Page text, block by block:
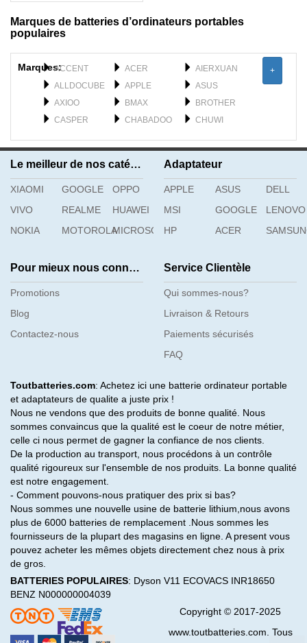
Marques de batteries d’ordinateurs portables
populaires
Marques:ACCENT ACER
AIERXUAN
ALLDOCUBE
APPLE
ASUS
AXIOO
BMAX
BROTHER
CASPER
CHABADOO
CHUWI
GETAC
GFL
GIGABYTE
H3C
HAIER
HASEE
+
Le meilleur de nos catégories
XIAOMI GOOGLE
OPPO
VIVO
REALME
HUAWEI
NOKIA
MOTOROLAMICROSOFT
Adaptateur
APPLE ASUS
DELL
MSI
GOOGLE
LENOVO
HP
ACER
Pour mieux nous connaître
Promotions
Blog
Contactez-nous
Service Clientèle
Qui sommes-nous?
Livraison & Retours
Paiements sécurisés
FAQ
Toutbatteries.com: Achetez ici une batterie ordinateur portable
et adaptateurs de qualite a juste prix !
Nous ne vendons que des produits de bonne qualité. Nous
sommes convaincus que la qualité est le coeur de notre métier,
celle ci nous permet de gagner la confiance de nos clients.
De la production au transport, nous procédons à un contrôle
qualité rigoureux sur l'ensemble de nos produits. La bonne qualité
est notre engagement.
- Comment pouvons-nous pratiquer des prix si bas?
Nous sommes une nouvelle usine de batterie lithium,nous avons
plus de 6000 batteries de remplacement .Nous sommes les
fournisseurs de la plupart des magasins en ligne. A present vous
pouvez acheter les mêmes objets directement chez nous à prix
de gros.
BATTERIES POPULAIRES: Dyson V11 ECOVACS INR18650
BENZ N000000004039
Copyright © 2017-2025
www.toutbatteries.com. Tous